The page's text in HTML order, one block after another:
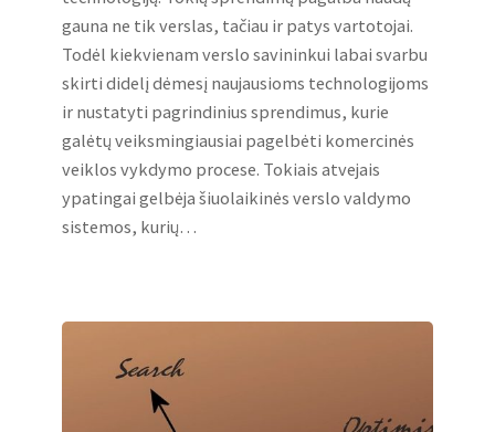
gauna ne tik verslas, tačiau ir patys vartotojai.
Todėl kiekvienam verslo savininkui labai svarbu
skirti didelį dėmesį naujausioms technologijoms
ir nustatyti pagrindinius sprendimus, kurie
galėtų veiksmingiausiai pagelbėti komercinės
veiklos vykdymo procese. Tokiais atvejais
ypatingai gelbėja šiuolaikinės verslo valdymo
sistemos, kurių…